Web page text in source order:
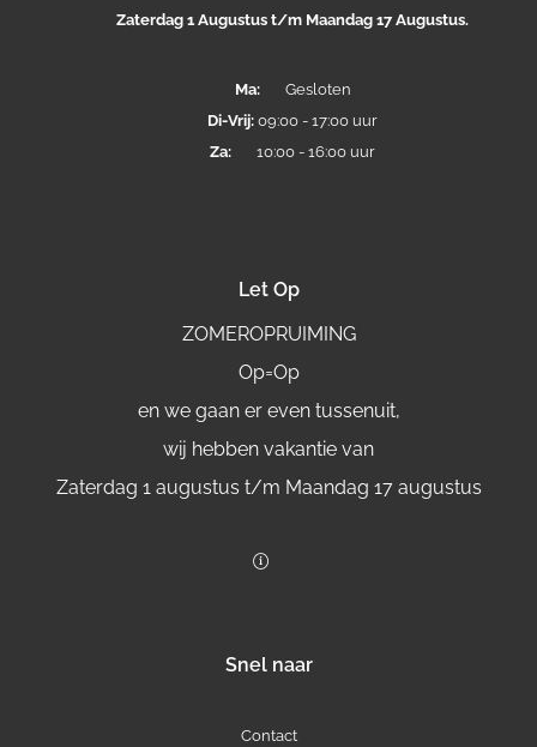
Zaterdag 1 Augustus t/m Maandag 17 Augustus.
Ma: Gesloten
Di-Vrij:09:00 - 17:00 uur
Za: 10:00 - 16:00 uur
Let Op
ZOMEROPRUIMING
Op=Op
en we gaan er even tussenuit,
wij hebben vakantie van
Zaterdag 1 augustus t/m Maandag 17 augustus
Snel naar
Contact